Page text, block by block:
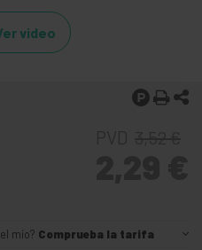
video
mío? Comprueba la tarifa